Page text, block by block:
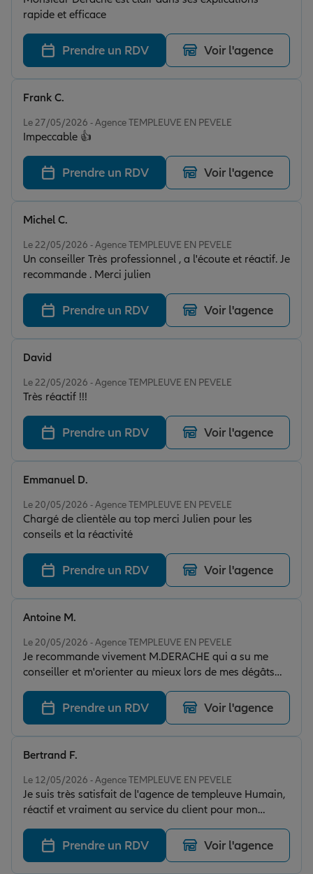
rapide et efficace
Prendre un RDV Voir l'agence
Le 27/05/2026 - Agence TEMPLEUVE EN PEVELE
Impeccable 👍
Frank C.
Prendre un RDV Voir l'agence
Le 22/05/2026 - Agence TEMPLEUVE EN PEVELE
Un conseiller Très professionnel , a l'écoute et réactif. Je
recommande . Merci julien
Michel C.
Prendre un RDV Voir l'agence
Le 22/05/2026 - Agence TEMPLEUVE EN PEVELE
Très réactif !!!
David
Prendre un RDV Voir l'agence
Le 20/05/2026 - Agence TEMPLEUVE EN PEVELE
Chargé de clientèle au top merci Julien pour les
conseils et la réactivité
Emmanuel D.
Prendre un RDV Voir l'agence
Le 20/05/2026 - Agence TEMPLEUVE EN PEVELE
Je recommande vivement M.DERACHE qui a su me
conseiller et m'orienter au mieux lors de mes dégâts
des eaux ! Accueil, conseils et prends le temps de
répondre à toutes les interrogations ! Vous pouvez y
aller les yeux fermés !
Antoine M.
Prendre un RDV Voir l'agence
Le 12/05/2026 - Agence TEMPLEUVE EN PEVELE
Je suis très satisfait de l'agence de templeuve Humain,
réactif et vraiment au service du client pour mon
assurance moto 🏍 Merci à monsieur Derache Julien
Bertrand F.
Prendre un RDV Voir l'agence